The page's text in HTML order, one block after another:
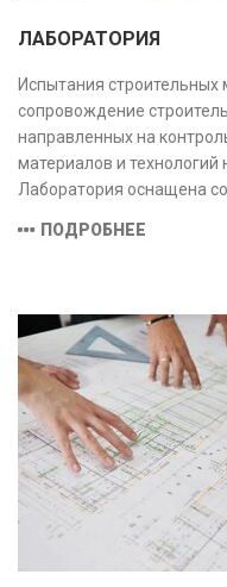
ЛАБОРАТОРИЯ
Испытания строительных
сопровождение
направленных на
материалов и технологий
Лаборатория оснащена
соответствующими
ПОДРОБНЕЕ